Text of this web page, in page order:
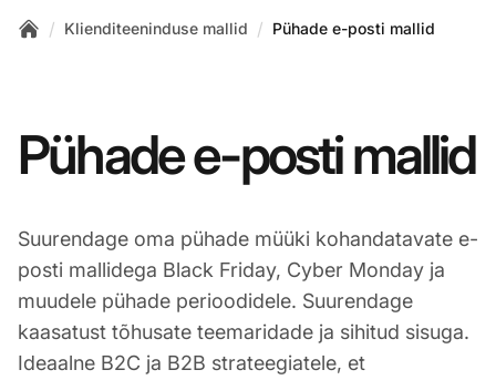
/ Klienditeeninduse mallid / Pühade e-posti mallid
Pühade e-posti mallid
Suurendage oma pühade müüki kohandatavate e-
posti mallidega Black Friday, Cyber Monday ja
muudele pühade perioodidele. Suurendage
kaasatust tõhusate teemaridade ja sihitud sisuga.
Ideaalne B2C ja B2B strateegiatele, et